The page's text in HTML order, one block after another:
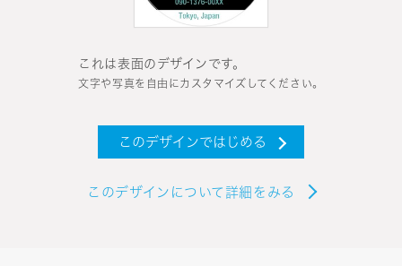
これは表面のデザインです。
文字や写真を自由にカスタマイズしてください。
このデザインではじめる
このデザインについて詳細をみる